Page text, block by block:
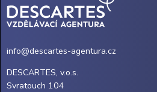
info@descartes-agentura.cz
DESCARTES, v.o.s.
Svratouch 104